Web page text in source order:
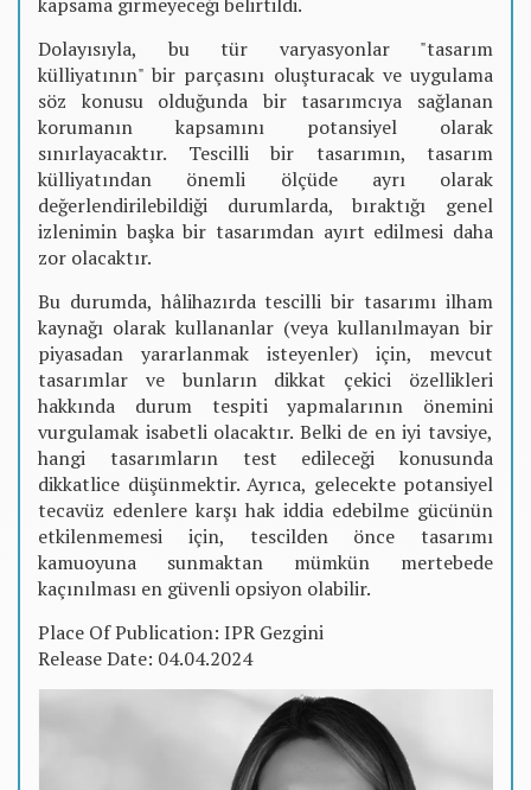
Dolayısıyla, bu tür varyasyonlar "tasarım
külliyatının" bir parçasını oluşturacak ve uygulama
söz konusu olduğunda bir tasarımcıya sağlanan
korumanın kapsamını potansiyel olarak
sınırlayacaktır. Tescilli bir tasarımın, tasarım
külliyatından önemli ölçüde ayrı olarak
değerlendirilebildiği durumlarda, bıraktığı genel
izlenimin başka bir tasarımdan ayırt edilmesi daha
zor olacaktır.
Bu durumda, hâlihazırda tescilli bir tasarımı ilham
kaynağı olarak kullananlar (veya kullanılmayan bir
piyasadan yararlanmak isteyenler) için, mevcut
tasarımlar ve bunların dikkat çekici özellikleri
hakkında durum tespiti yapmalarının önemini
vurgulamak isabetli olacaktır. Belki de en iyi tavsiye,
hangi tasarımların test edileceği konusunda
dikkatlice düşünmektir. Ayrıca, gelecekte potansiyel
tecavüz edenlere karşı hak iddia edebilme gücünün
etkilenmemesi için, tescilden önce tasarımı
kamuoyuna sunmaktan mümkün mertebede
kaçınılması en güvenli opsiyon olabilir.
Place Of Publication: IPR Gezgini
Release Date: 04.04.2024